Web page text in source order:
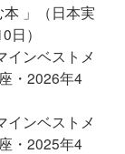
本 」（日本実
）
インベストメ
・2026年4
インベストメ
・2025年4